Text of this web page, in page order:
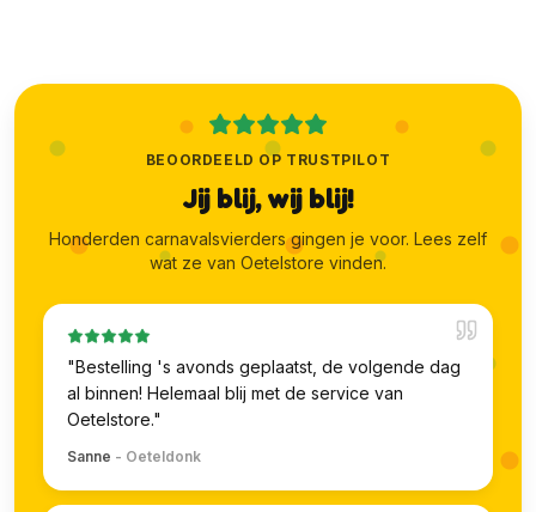
BEOORDEELD OP TRUSTPILOT
Jij blij, wij blij!
Honderden carnavalsvierders gingen je voor. Lees zelf
wat ze van Oetelstore vinden.
"Bestelling 's avonds geplaatst, de volgende dag
al binnen! Helemaal blij met de service van
Oetelstore."
Sanne - Oeteldonk